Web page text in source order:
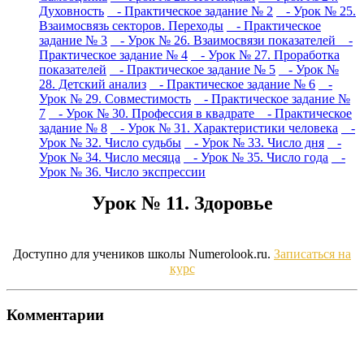
Духовность
- Практическое задание № 2
- Урок № 25.
Взаимосвязь секторов. Переходы
- Практическое
задание № 3
- Урок № 26. Взаимосвязи показателей
-
Практическое задание № 4
- Урок № 27. Проработка
показателей
- Практическое задание № 5
- Урок №
28. Детский анализ
- Практическое задание № 6
-
Урок № 29. Совместимость
- Практическое задание №
7
- Урок № 30. Профессия в квадрате
- Практическое
задание № 8
- Урок № 31. Характеристики человека
-
Урок № 32. Число судьбы
- Урок № 33. Число дня
-
Урок № 34. Число месяца
- Урок № 35. Число года
-
Урок № 36. Число экспрессии
Урок № 11. Здоровье
Доступно для учеников школы Numerolook.ru. Записаться на
курс
Комментарии